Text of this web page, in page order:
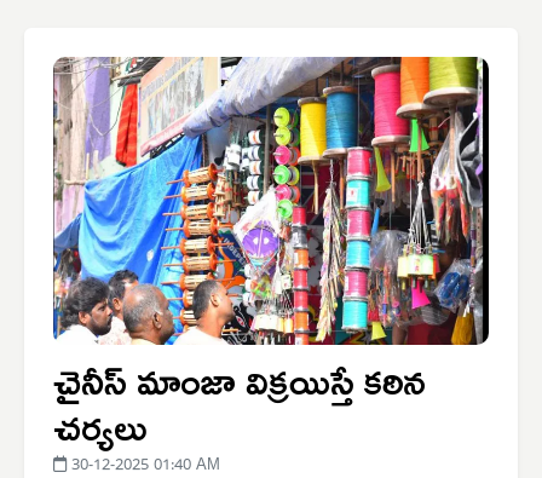
చైనీస్ మాంజా విక్రయిస్తే కఠిన
చర్యలు
30-12-2025 01:40 AM